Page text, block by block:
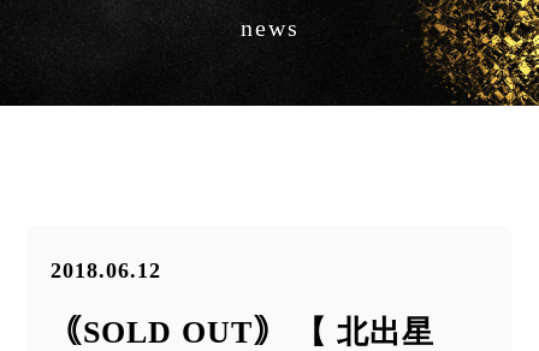
news
2018.06.12
｟SOLD OUT｠ 【 北出星